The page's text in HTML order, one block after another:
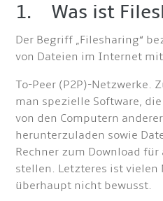
1. Was ist
Der Begriff „Filesharing“
von Dateien im Internet
To-Peer (P2P)-Netzwerke.
man spezielle Software,
von den Computern
herunterzuladen sowie
Rechner zum Download
stellen. Letzteres ist
überhaupt nicht bewusst.